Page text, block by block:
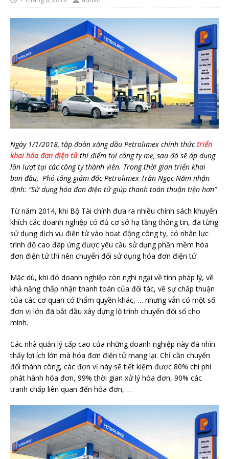
Ngày 1/1/2018, tập đoàn xăng dầu Petrolimex chính thứctriển
khai hóa đơn điện tửthí điểm tại công ty mẹ, sau đó sẽ áp dụng
lần lượt tại các công ty thành viên. Trong thời gian triển khai
ban đầu, Phó tổng giám đốc Petrolimex Trần Ngọc Năm nhận
định: “Sử dụng hóa đơn điện tử giúp thanh toán thuận tiện hơn”
Từ năm 2014, khi Bộ Tài chính đưa ra nhiều chính sách khuyến
khích các doanh nghiệp có đủ cơ sở hạ tầng thông tin, đã từng
sử dụng dịch vụ điện tử vào hoạt động công ty, có nhân lực
trình độ cao đáp ứng được yêu cầu sử dụng phần mềm hóa
đơn điện tử thì nên chuyển đổi sử dụng hóa đơn điện tử.
Mặc dù, khi đó doanh nghiệp còn nghi ngại về tính pháp lý, về
khả năng chấp nhận thanh toán của đối tác, về sự chấp thuận
của các cơ quan có thẩm quyền khác, … nhưng vẫn có một số
đơn vị lớn đã bắt đầu xây dựng lộ trình chuyển đổi số cho
mình.
Các nhà quản lý cấp cao của những doanh nghiệp này đã nhìn
thấy lợi ích lớn mà hóa đơn điện tử mang lại. Chỉ cần chuyển
đổi thành công, các đơn vị này sẽ tiết kiệm được 80% chi phí
phát hành hóa đơn, 99% thời gian xử lý hóa đơn, 90% các
tranh chấp liên quan đến hóa đơn, …